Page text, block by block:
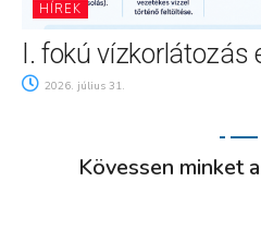
HÍREK
I. fokú vízkorlátozás
2026. július 31.
Kövessen minket